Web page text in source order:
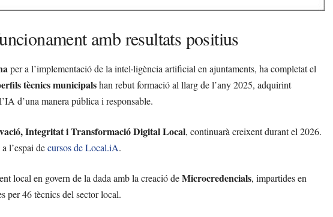
amb resultats positius
per a l’implementació de la intel·ligència artificial en ajuntaments, ha completat el
tècnics municipalshan rebut formació al llarg de l’any 2025, adquirint
d’una manera pública i responsable.
Integritat i Transformació Digital Local, continuarà creixent durant el 2026.
l’espai decursos de Local.iA.
local en govern de la dada amb la creació deMicrocredencials, impartides en
per 46 tècnics del sector local.